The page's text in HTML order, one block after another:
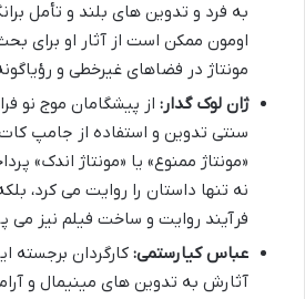
به فرد و تدوین های بلند و تأمل
اومون ممکن است از آثار او برای
مونتاژ در فضاهای غیرخطی و
ژان لوک گدار: از پیشگامان موج نو
سنتی تدوین و استفاده از جامپ
«مونتاژ ممنوع» یا «مونتاژ اندک»
نه تنها داستان را روایت می کرد،
فرآیند روایت و ساخت فیلم نیز می
عباس کیارستمی: کارگردان برجسته
آثارش به تدوین های مینیمال و